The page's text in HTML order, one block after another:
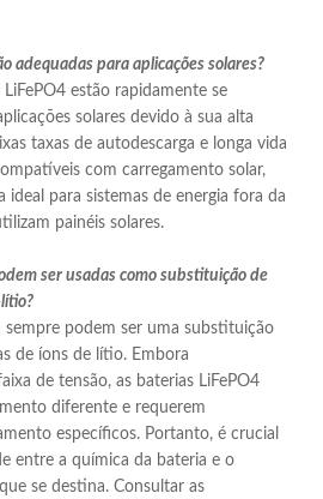
adequadas para aplicações solares?
estão rapidamente se
solares devido à sua alta
taxas de autodescarga e longa vida
com carregamento solar,
ideal para sistemas de energia fora da
painéis solares.
ser usadas como substituição de
sempre podem ser uma substituição
de íons de lítio. Embora
de tensão, as baterias LiFePO4
diferente e requerem
específicos. Portanto, é crucial
entre a química da bateria e o
se destina. Consultar as